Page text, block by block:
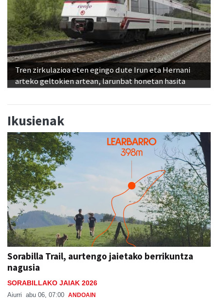
Tren zirkulazioa eten egingo dute Irun eta Hernani
arteko geltokien artean, larunbat honetan hasita
Ikusienak
Sorabilla Trail, aurtengo jaietako berrikuntza
nagusia
SORABILLAKO JAIAK 2026
Aiurri abu 06, 07:00 ANDOAIN